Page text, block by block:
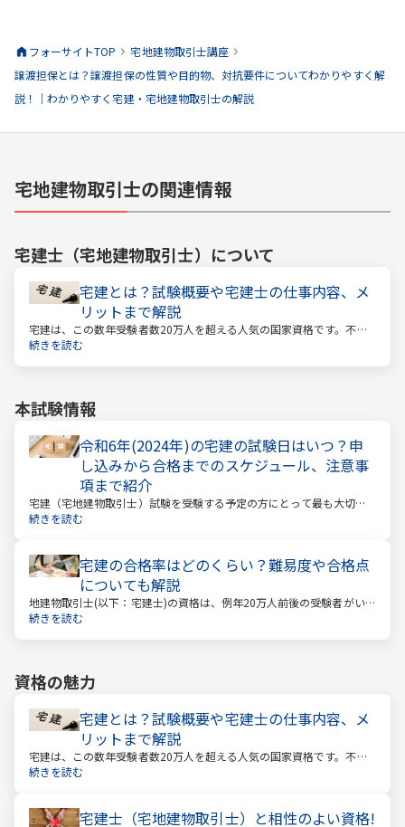
フォーサイトTOP 宅地建物取引士講座
譲渡担保とは？譲渡担保の性質や目的物、対抗要件についてわかりやすく解
説！｜わかりやすく宅建・宅地建物取引士の解説
宅地建物取引士の関連情報
宅建士（宅地建物取引士） について
宅建とは？試験概要や宅建士の仕事内容、メ
リットまで解説
宅建は、この数年受験者数20万人を超える人気の国家資格です。不動
産業に携わる人をはじめ、他業種、学生、主婦まで、さまざまな方が
続きを読む
本試験情報
令和6年(2024年)の宅建の試験日はいつ？申
し込みから合格までのスケジュール、注意事
項まで紹介
宅建（宅地建物取引士）試験を受験する予定の方にとって最も大切な
情報は「試験日」です。いつから勉強を始めるか、もう始めているな
続きを読む
宅建の合格率はどのくらい？難易度や合格点
についても解説
地建物取引士(以下：宅建士)の資格は、例年20万人前後の受験者がいる
人気資格。 その試験の合格率は15～18%程度であり、過去10年の平均
続きを読む
資格の魅力
宅建とは？試験概要や宅建士の仕事内容、メ
リットまで解説
宅建は、この数年受験者数20万人を超える人気の国家資格です。不動
産業に携わる人をはじめ、他業種、学生、主婦まで、さまざまな方が
続きを読む
宅建士（宅地建物取引士）と相性のよい資格!